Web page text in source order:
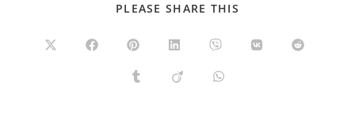
PLEASE SHARE THIS
Abre
Abre Abre
uma
nova
Abre
uma
nova
Abre
uma
nova
Abre Abre
Abre Abre Abre